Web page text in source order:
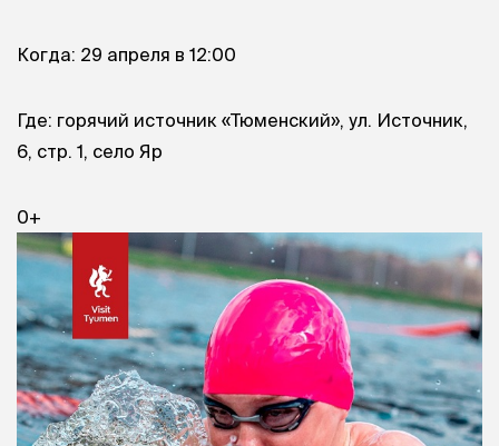
Когда: 29 апреля в 12:00
Где: горячий источник «Тюменский», ул. Источник,
6, стр. 1, село Яр
0+